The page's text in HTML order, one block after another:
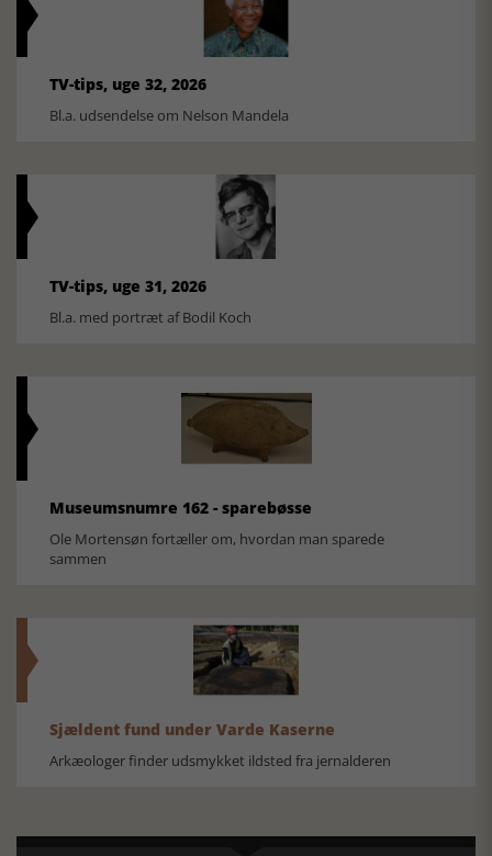
TV-tips, uge 32, 2026
Bl.a. udsendelse om Nelson Mandela
TV-tips, uge 31, 2026
Bl.a. med portræt af Bodil Koch
Museumsnumre 162 - sparebøsse
Ole Mortensøn fortæller om, hvordan man sparede
sammen
Sjældent fund under Varde Kaserne
Arkæologer finder udsmykket ildsted fra jernalderen